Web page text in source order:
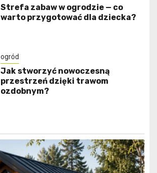
Strefa zabaw w ogrodzie — co
warto przygotować dla dziecka?
ogród
Jak stworzyć nowoczesną
przestrzeń dzięki trawom
ozdobnym?